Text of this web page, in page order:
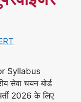
Syllabus
सेवा चयन बोर्ड
2026 के लिए